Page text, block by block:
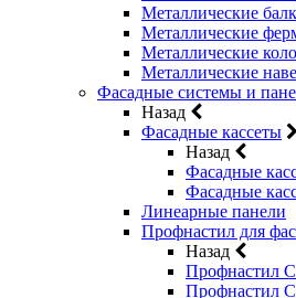
Металлические
Металлические
Металлические
Металлические
Фасадные системы и
Назад
Фасадные кассеты
Назад
Фасадные
Фасадные
Линеарные панели
Профнастил для
Назад
Профнастил
Профнастил